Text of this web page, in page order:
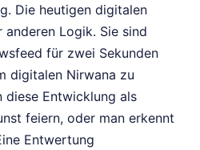
Die heutigen digitalen
anderen Logik. Sie sind
für zwei Sekunden
digitalen Nirwana zu
diese Entwicklung als
feiern, oder man erkennt
Entwertung